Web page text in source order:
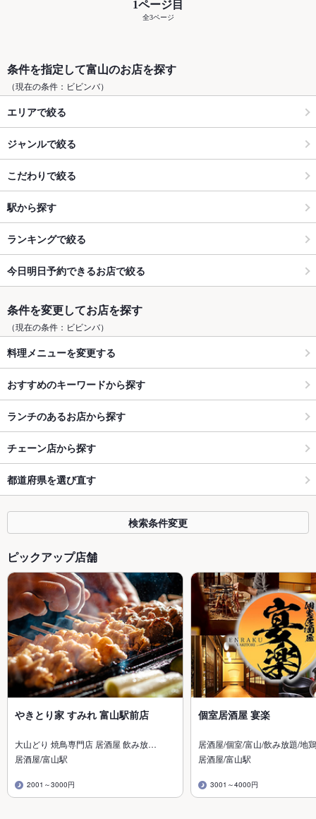
1ページ目
全3ページ
条件を指定して富山のお店を探す
（現在の条件：ビビンバ）
エリアで絞る
ジャンルで絞る
こだわりで絞る
駅から探す
ランキングで絞る
今日明日予約できるお店で絞る
条件を変更してお店を探す
（現在の条件：ビビンバ）
料理メニューを変更する
おすすめのキーワードから探す
ランチのあるお店から探す
チェーン店から探す
都道府県を選び直す
検索条件変更
ピックアップ店舗
やきとり家 すみれ 富山駅前店
大山どり 焼鳥専門店 居酒屋 飲み放…
居酒屋/富山駅
2001～3000円
個室居酒屋 宴楽
居酒屋/個室/富山/飲み放題/地
居酒屋/富山駅
3001～4000円